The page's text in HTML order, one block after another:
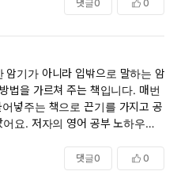
댓글0 0
기가 아니라 입밖으로 말하는 암
법을 가르쳐 주는 책입니다. 매번
넣주는 책으로 끈기를 가지고 공
요. 저자의 영어 공부 노하우와 달
와 AI 기반 학습 어플을 활용한
댓글0 0